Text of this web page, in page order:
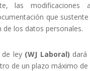
las modificaciones
que
de los datos personales.
ley(WJ Laboral) dará
de un plazo máximo de